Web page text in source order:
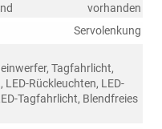
vorhanden
Servolenkung
Tagfahrlicht,
Rückleuchten, LED-
Tagfahrlicht, Blendfreies